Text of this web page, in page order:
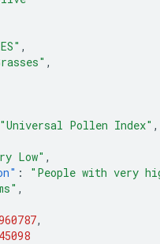
,
,
"Universal Pollen Index" ,
Low" ,
:
"People with very
,
,